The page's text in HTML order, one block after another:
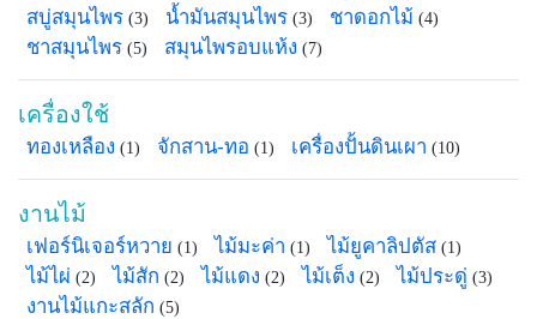
สบู่สมุนไพร (3) น้ำมันสมุนไพร (3) ชาดอกไม้ (4)
ชาสมุนไพร (5) สมุนไพรอบแห้ง (7)
เครื่องใช้
ทองเหลือง (1) จักสาน-ทอ (1) เครื่องปั้นดินเผา (10)
งานไม้
เฟอร์นิเจอร์หวาย (1) ไม้มะค่า (1) ไม้ยูคาลิปตัส (1)
ไม้ไผ่ (2) ไม้สัก (2) ไม้แดง (2) ไม้เต็ง (2) ไม้ประดู่ (3)
งานไม้แกะสลัก (5)